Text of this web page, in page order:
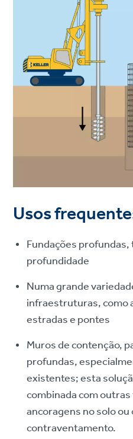
Usos
Fundações
profundidade
Numa grande
infraestruturas, como
estradas e pontes
Muros de contenção,
profundas,
existentes; esta
combinada com
ancoragens no solo
contraventamento.